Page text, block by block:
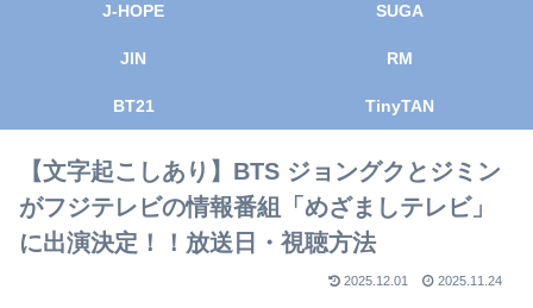
J-HOPE SUGA
JIN RM
BT21 TinyTAN
【文字起こしあり】BTS ジョングクとジミン
がフジテレビの情報番組「めざましテレビ」
に出演決定！！放送日・視聴方法
2025.12.01 2025.11.24